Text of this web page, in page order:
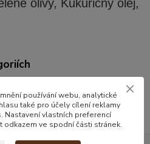
olivy, Kukuřičný olej,
používání webu, analytické
také pro účely cílení reklamy
Nastavení vlastních preferencí
odkazem ve spodní části stránek.